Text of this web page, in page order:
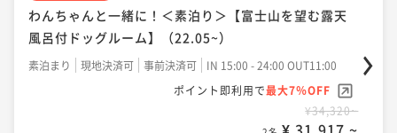
わんちゃんと一緒に！＜素泊り＞【富士山を望む露天
風呂付ドッグルーム】（22.05~）
素泊まり 現地決済可 事前決済可
IN 15:00 - 24:00 OUT11:00
ポイント即利用で最大7％OFF
¥34,320~